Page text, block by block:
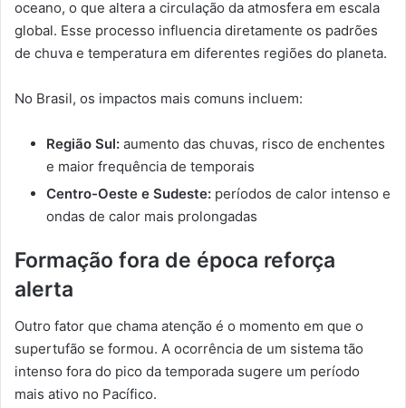
oceano, o que altera a circulação da atmosfera em escala
global. Esse processo influencia diretamente os padrões
de chuva e temperatura em diferentes regiões do planeta.
No Brasil, os impactos mais comuns incluem:
Região Sul: aumento das chuvas, risco de enchentes
e maior frequência de temporais
Centro-Oeste e Sudeste: períodos de calor intenso e
ondas de calor mais prolongadas
Formação fora de época reforça
alerta
Outro fator que chama atenção é o momento em que o
supertufão se formou. A ocorrência de um sistema tão
intenso fora do pico da temporada sugere um período
mais ativo no Pacífico.